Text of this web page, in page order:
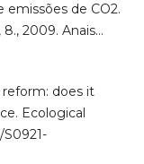
emissões de CO2.
2009. Anais…
does it
Ecological
S0921-